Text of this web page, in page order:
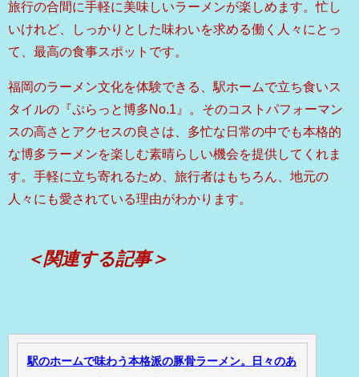
旅行の合間に手軽に美味しいラーメンが楽しめます。忙し
いけれど、しっかりとした味わいを求める働く人々にとっ
て、最高の食事スポットです。
福岡のラーメン文化を体験できる、駅ホームで立ち食いス
タイルの『ぷらっと博多No.1』。そのコストパフォーマン
スの高さとアクセスの良さは、多忙な日常の中でも本格的
な博多ラーメンを楽しむ素晴らしい機会を提供してくれま
す。手軽に立ち寄れるため、旅行者はもちろん、地元の
人々にも愛されている理由がわかります。
＜関連する記事＞
駅のホームで味わう本格派の豚骨ラーメン。日々のあ